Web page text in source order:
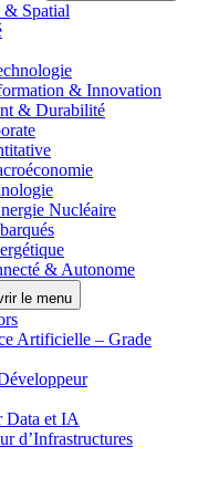
& Spatial
& Innovation
& Durabilité
Nucléaire
& Autonome
le menu
Artificielle – Grade
Data et IA
d’Infrastructures